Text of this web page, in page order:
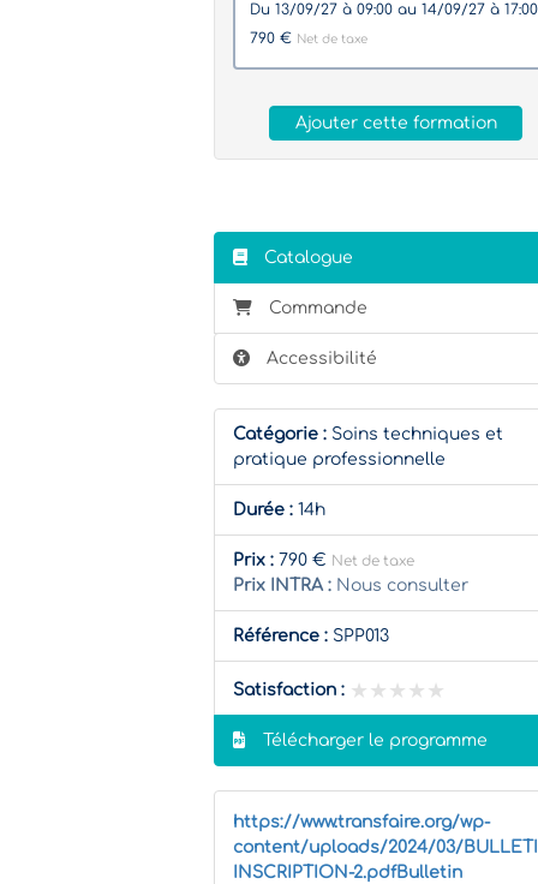
du 13/09/27 à 09:00 au 14/09/27 à 17:00
790 € Net de taxe
Ajouter cette formation
Catalogue
Commande
Accessibilité
Catégorie : Soins techniques et
pratique professionnelle
Durée : 14h
Prix : 790 € Net de taxe
Prix INTRA : Nous consulter
Référence : SPP013
Satisfaction : ★★★★★
★★★★★
Télécharger le programme
https://www.transfaire.org/wp-
content/uploads/2024/03/
INSCRIPTION-2.pdfBulletin